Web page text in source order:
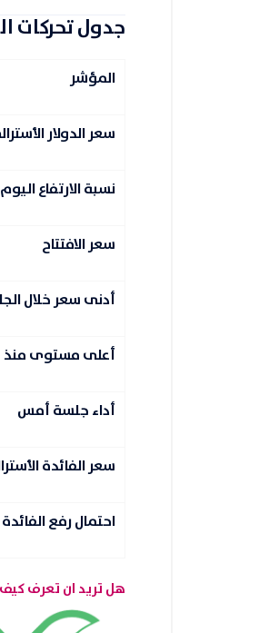
جدول تحركات
المؤشر
سعر الدولار
نسبة الارتفاع اليوم
سعر الافتتاح
أدنى سعر خلال
أعلى مستوى منذ
أداء جلسة أمس
سعر الفائدة
احتمال رفع الفائدة
هل تريد ان تعرف